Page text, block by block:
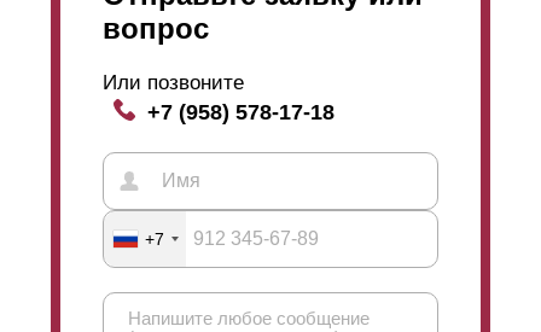
вопрос
Или позвоните
+7 (958) 578-17-18
+7